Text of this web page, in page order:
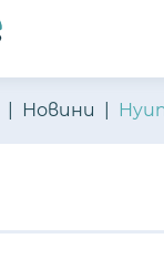
Новини